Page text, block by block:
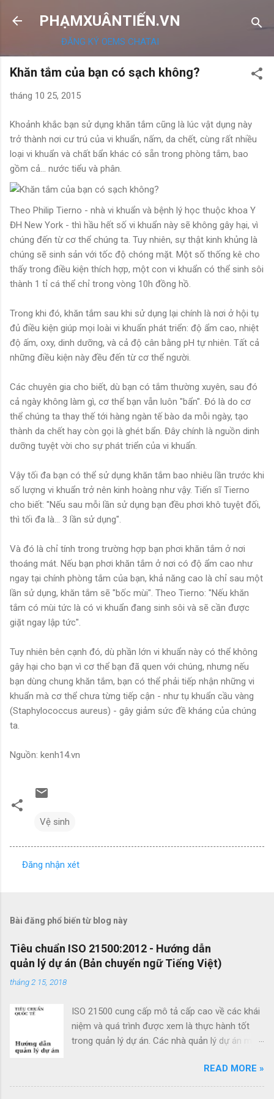
Chuyển đến nội dung chính
PHẠMXUÂNTIẾN.VN
ĐĂNG KÝ OEMS CHATAI
Khăn tắm của bạn có sạch không?
tháng 10 25, 2015
Khoảnh khắc bạn sử dụng khăn tắm cũng là lúc vật dụng này
trở thành nơi cư trú của vi khuẩn, nấm, da chết, cùng rất nhiều
loại vi khuẩn và chất bẩn khác có sẵn trong phòng tắm, bao
gồm cả... nước tiểu và phân.
Theo Philip Tierno - nhà vi khuẩn và bệnh lý học thuộc khoa Y
ĐH New York - thì hầu hết số vi khuẩn này sẽ không gây hại, vì
chúng đến từ cơ thể chúng ta. Tuy nhiên, sự thật kinh khủng là
chúng sẽ sinh sản với tốc độ chóng mặt. Một số thống kê cho
thấy trong điều kiện thích hợp, một con vi khuẩn có thể sinh sôi
thành 1 tỉ cá thể chỉ trong vòng 10h đồng hồ.
Trong khi đó, khăn tắm sau khi sử dụng lại chính là nơi ở hội tụ
đủ điều kiện giúp mọi loài vi khuẩn phát triển: độ ẩm cao, nhiệt
độ ấm, oxy, dinh dưỡng, và cả độ cân bằng pH tự nhiên. Tất cả
những điều kiện này đều đến từ cơ thể người.
Các chuyên gia cho biết, dù bạn có tắm thường xuyên, sau đó
cả ngày không làm gì, cơ thể bạn vẫn luôn "bẩn". Đó là do cơ
thể chúng ta thay thế tới hàng ngàn tế bào da mỗi ngày, tạo
thành da chết hay còn gọi là ghét bẩn. Đây chính là nguồn dinh
dưỡng tuyệt vời cho sự phát triển của vi khuẩn.
Vậy tối đa bạn có thể sử dụng khăn tắm bao nhiêu lần trước khi
số lượng vi khuẩn trở nên kinh hoàng như vậy. Tiến sĩ Tierno
cho biết: "Nếu sau mỗi lần sử dụng bạn đều phơi khô tuyệt đối,
thì tối đa là... 3 lần sử dụng".
Và đó là chỉ tính trong trường hợp bạn phơi khăn tắm ở nơi
thoáng mát. Nếu bạn phơi khăn tắm ở nơi có độ ẩm cao như
ngay tại chính phòng tắm của bạn, khả năng cao là chỉ sau một
lần sử dụng, khăn tắm sẽ "bốc mùi". Theo Tierno: "Nếu khăn
tắm có mùi tức là có vi khuẩn đang sinh sôi và sẽ cần được
giặt ngay lập tức".
Tuy nhiên bên cạnh đó, dù phần lớn vi khuẩn này có thể không
gây hại cho bạn vì cơ thể bạn đã quen với chúng, nhưng nếu
bạn dùng chung khăn tắm, bạn có thể phải tiếp nhận những vi
khuẩn mà cơ thể chưa từng tiếp cận - như tụ khuẩn cầu vàng
(Staphylococcus aureus) - gây giảm sức đề kháng của chúng
ta.
Nguồn: kenh14.vn
Vệ sinh
x
é
t
Đăng nhận xét
Bài đăng phổ biến từ blog này
Tiêu chuẩn ISO 21500:2012 - Hướng dẫn
quản lý dự án (Bản chuyển ngữ Tiếng Việt)
tháng 2 15, 2018
ISO 21500 cung cấp mô tả cấp cao về các khái
niệm và quá trình được xem là thực hành tốt
trong quản lý dự án. Các nhà quản lý dự án mới
nghiệm có thể sử dụng hướng dẫn quản lý dự
án theo tiêu chuẩn này để cải thiện thành công
READ MORE »